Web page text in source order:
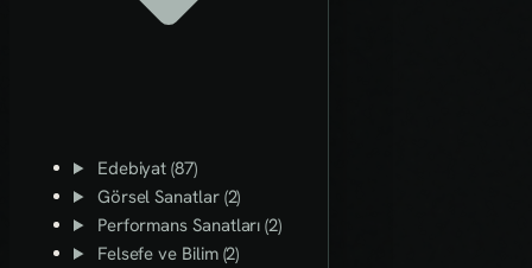
Edebiyat (87)
Görsel Sanatlar (2)
Performans Sanatları (2)
Felsefe ve Bilim (2)